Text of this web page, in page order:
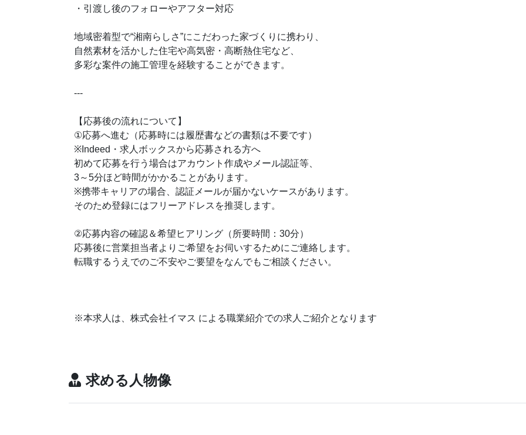
・引渡し後のフォローやアフター対応
地域密着型で“湘南らしさ”にこだわった家づくりに携わり、
自然素材を活かした住宅や高気密・高断熱住宅など、
多彩な案件の施工管理を経験することができます。
---
【応募後の流れについて】
①応募へ進む（応募時には履歴書などの書類は不要です）
※Indeed・求人ボックスから応募される方へ
初めて応募を行う場合はアカウント作成やメール認証等、
3～5分ほど時間がかかることがあります。
※携帯キャリアの場合、認証メールが届かないケースがあります。
そのため登録にはフリーアドレスを推奨します。
②応募内容の確認＆希望ヒアリング（所要時間：30分）
応募後に営業担当者よりご希望をお伺いするためにご連絡します。
転職するうえでのご不安やご要望をなんでもご相談ください。
※本求人は、株式会社イマス による職業紹介での求人ご紹介となります
求める人物像